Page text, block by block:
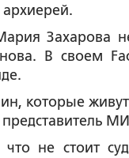
Захарова
В своем
которые живут
не стоит